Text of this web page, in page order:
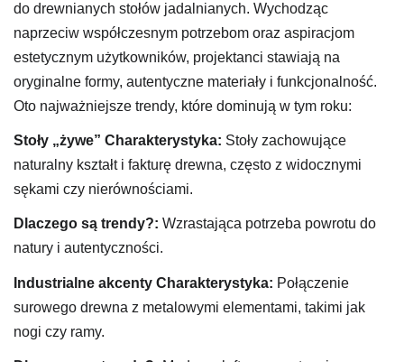
do drewnianych stołów jadalnianych. Wychodząc
naprzeciw współczesnym potrzebom oraz aspiracjom
estetycznym użytkowników, projektanci stawiają na
oryginalne formy, autentyczne materiały i funkcjonalność.
Oto najważniejsze trendy, które dominują w tym roku:
Stoły „żywe” Charakterystyka: Stoły zachowujące
naturalny kształt i fakturę drewna, często z widocznymi
sękami czy nierównościami.
Dlaczego są trendy?: Wzrastająca potrzeba powrotu do
natury i autentyczności.
Industrialne akcenty Charakterystyka: Połączenie
surowego drewna z metalowymi elementami, takimi jak
nogi czy ramy.